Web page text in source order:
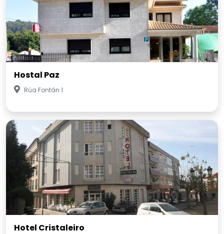
Hostal Paz
Rúa Fontán 1
Hotel Cristaleiro